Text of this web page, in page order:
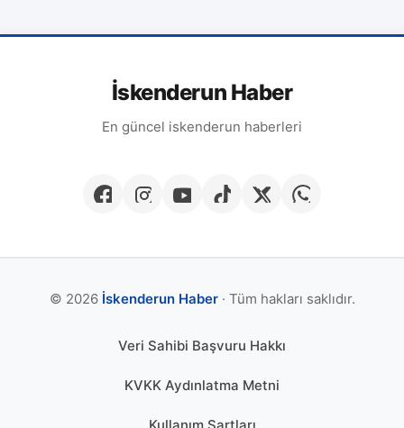
İskenderun Haber
En güncel iskenderun haberleri
© 2026 İskenderun Haber· Tüm hakları saklıdır.
Veri Sahibi Başvuru Hakkı
KVKK Aydınlatma Metni
Kullanım Şartları